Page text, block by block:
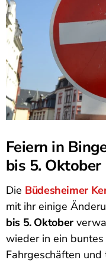
Feiern in
bis 5. Oktober
Die Büdesheimer
mit ihr einige
bis 5. Oktober
wieder in ein
Fahrgeschäften